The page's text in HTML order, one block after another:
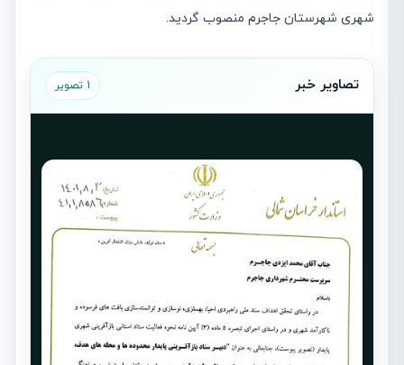
شهری شهرستان جاجرم منصوب گردید.
تصاویر خبر 1 تصویر